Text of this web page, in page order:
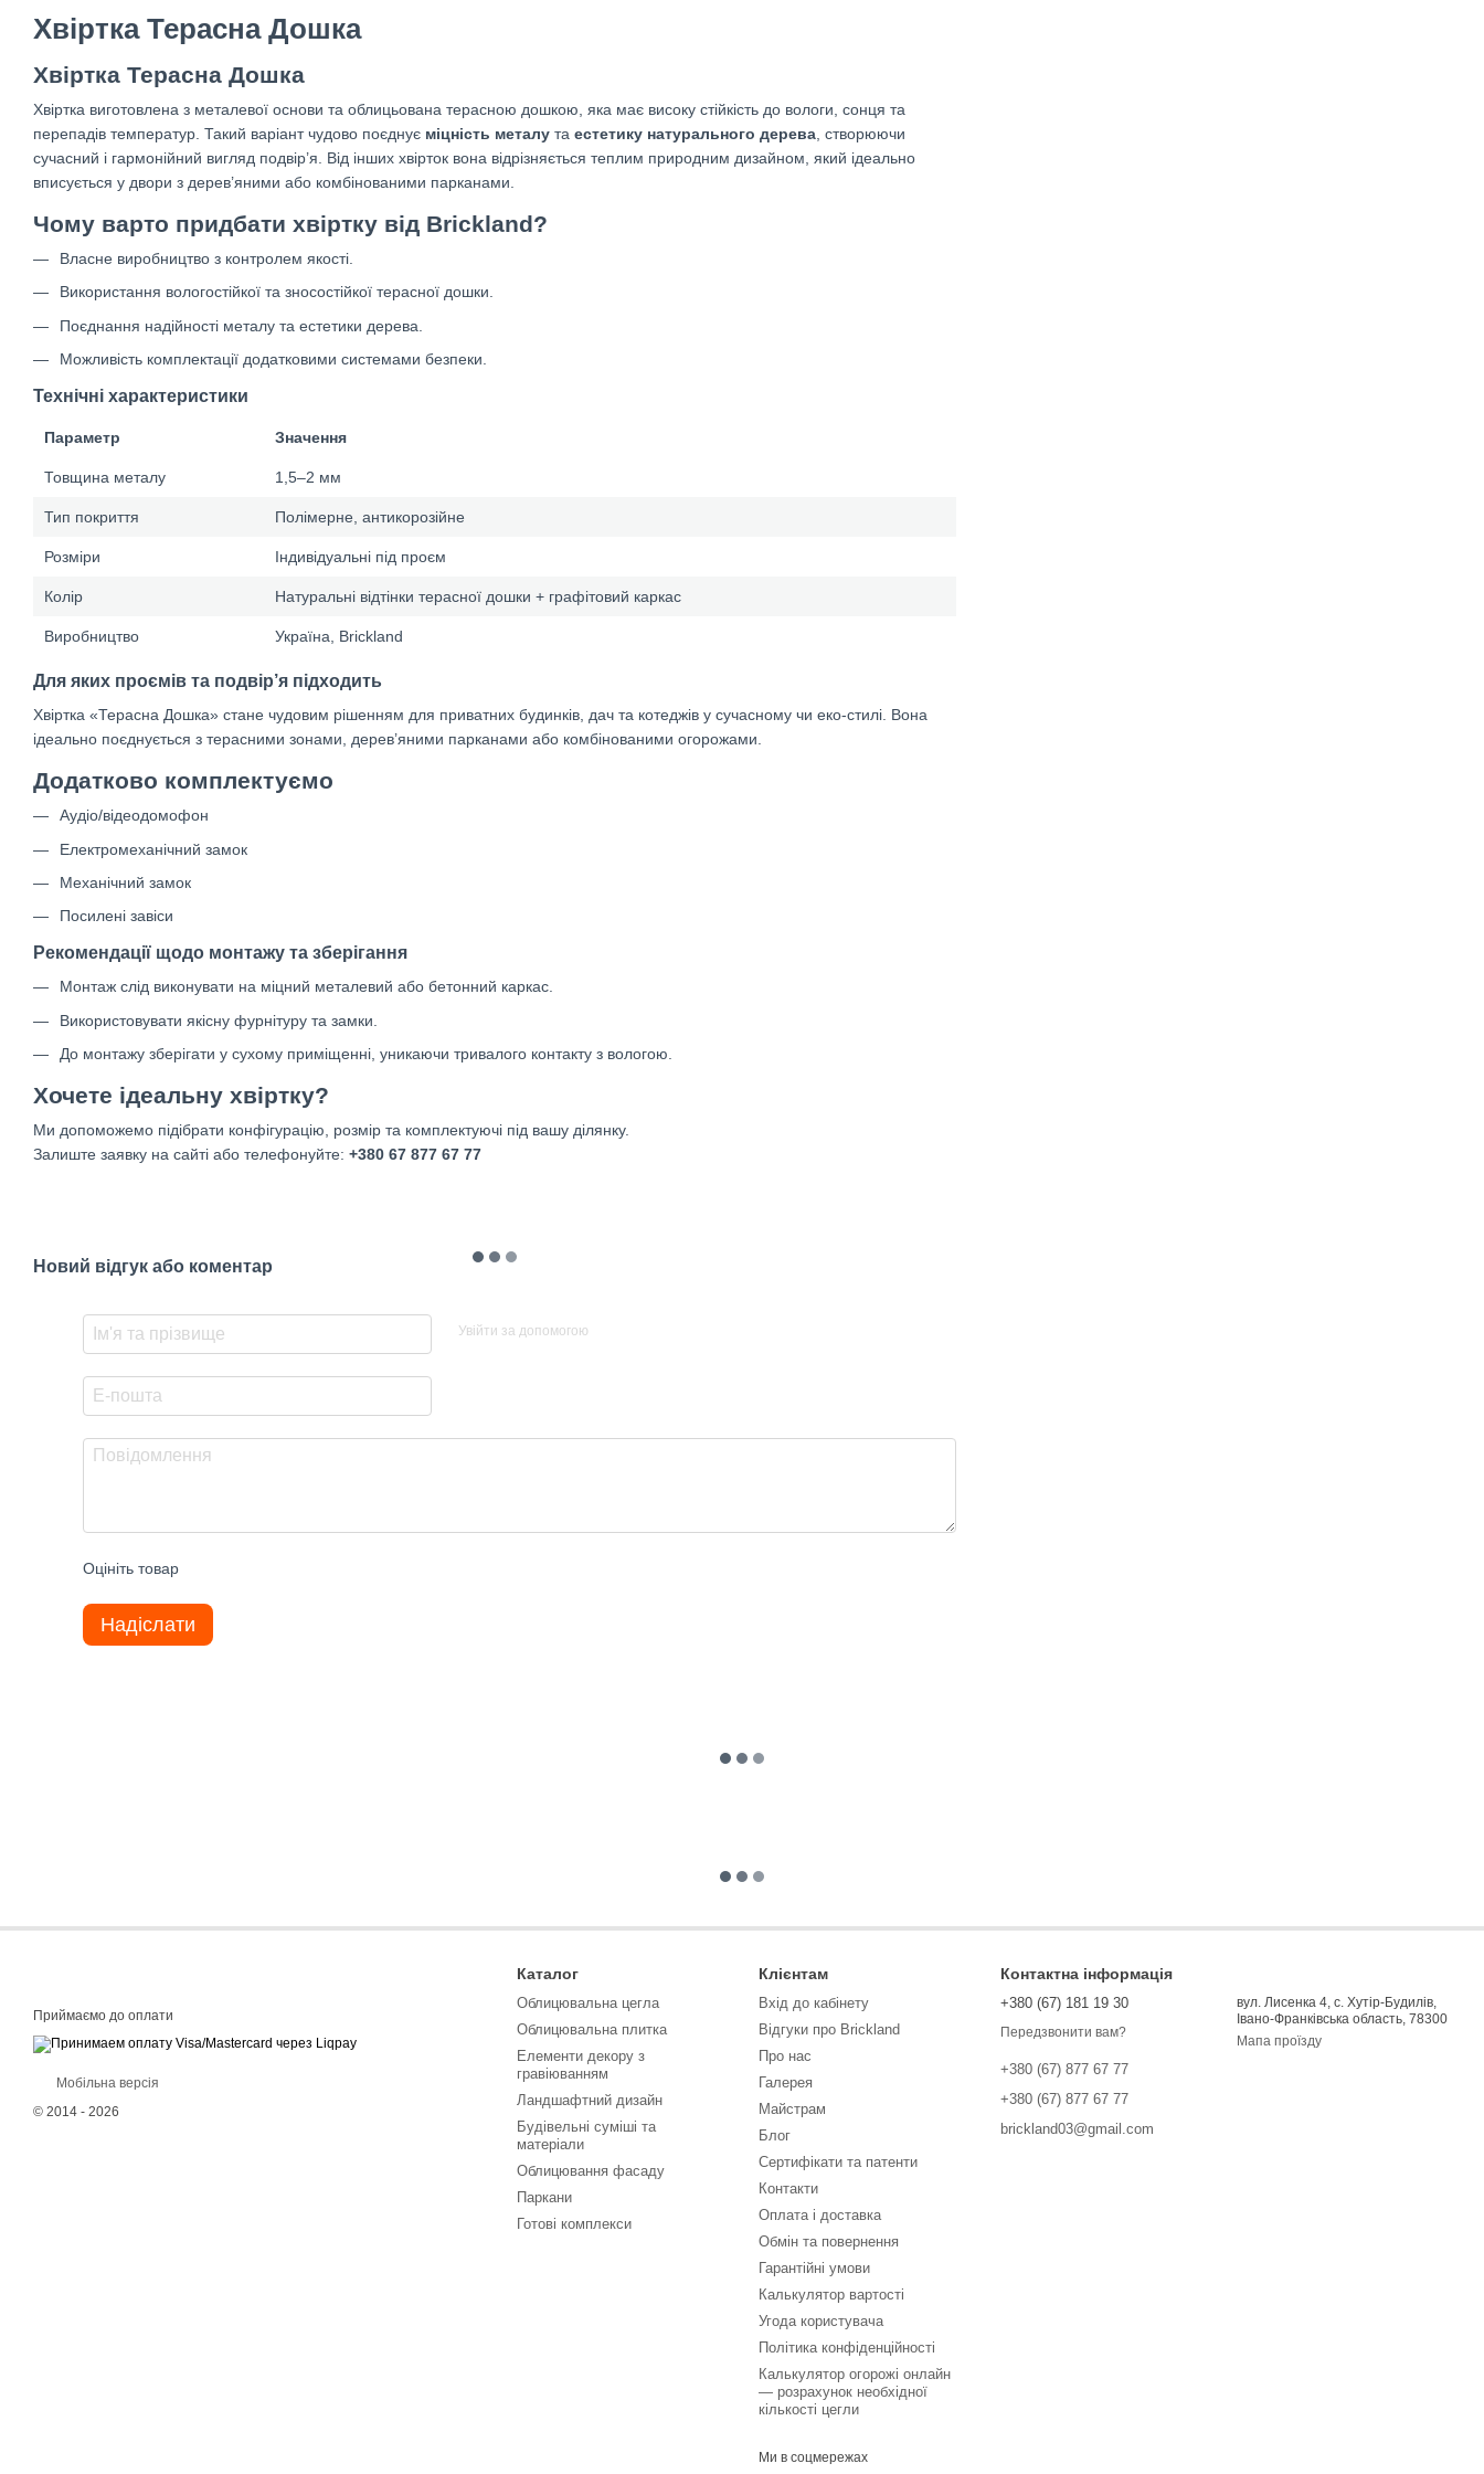
Хвіртка Терасна Дошка
Хвіртка Терасна Дошка
Хвіртка виготовлена з металевої основи та облицьована терасною дошкою, яка має високу стійкість до вологи, сонця та
перепадів температур. Такий варіант чудово поєднує міцність металу та естетику натурального дерева , створюючи
сучасний і гармонійний вигляд подвір’я. Від інших хвірток вона відрізняється теплим природним дизайном, який ідеально
вписується у двори з дерев’яними або комбінованими парканами.
Чому варто придбати хвіртку від Brickland?
Власне виробництво з контролем якості.
Використання вологостійкої та зносостійкої терасної дошки.
Поєднання надійності металу та естетики дерева.
Можливість комплектації додатковими системами безпеки.
Технічні характеристики
Параметр Значення
Товщина металу 1,5–2 мм
Тип покриття Полімерне, антикорозійне
Розміри Індивідуальні під проєм
Колір Натуральні відтінки терасної дошки + графітовий каркас
Виробництво Україна, Brickland
Для яких проємів та подвір’я підходить
Хвіртка «Терасна Дошка» стане чудовим рішенням для приватних будинків, дач та котеджів у сучасному чи еко-стилі. Вона
ідеально поєднується з терасними зонами, дерев’яними парканами або комбінованими огорожами.
Додатково комплектуємо
Аудіо/відеодомофон
Електромеханічний замок
Механічний замок
Посилені завіси
Рекомендації щодо монтажу та зберігання
Монтаж слід виконувати на міцний металевий або бетонний каркас.
Використовувати якісну фурнітуру та замки.
До монтажу зберігати у сухому приміщенні, уникаючи тривалого контакту з вологою.
Хочете ідеальну хвіртку?
Ми допоможемо підібрати конфігурацію, розмір та комплектуючі під вашу ділянку.
Залиште заявку на сайті або телефонуйте: +380 67 877 67 77
Новий відгук або коментар
Увійти за допомогою
Оцініть товар
Надіслати
Приймаємо до оплати
Мобільна версія
© 2014 - 2026
Каталог
Облицювальна цегла
Облицювальна плитка
Елементи декору з
гравіюванням
Ландшафтний дизайн
Будівельні суміші та
матеріали
Облицювання фасаду
Паркани
Готові комплекси
Клієнтам
Вхід до кабінету
Відгуки про Brickland
Про нас
Галерея
Майстрам
Блог
Сертифікати та патенти
Контакти
Оплата і доставка
Обмін та повернення
Гарантійні умови
Калькулятор вартості
Угода користувача
Політика конфіденційності
Калькулятор огорожі онлайн
— розрахунок необхідної
кількості цегли
Ми в соцмережах
Контактна інформація
+380 (67) 181 19 30
Передзвонити вам?
+380 (67) 877 67 77
+380 (67) 877 67 77
brickland03@gmail.com
вул. Лисенка 4, с. Хутір-Будилів,
Івано-Франківська область, 78300
Мапа проїзду